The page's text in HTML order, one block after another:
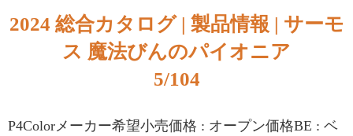
2024 総合カタログ | 製品情報 | サーモ
ス 魔法びんのパイオニア
5/104
P4Colorメーカー希望小売価格 : オープン価格BE : ベ